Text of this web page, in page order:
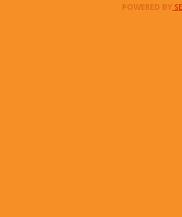
POWERED BY